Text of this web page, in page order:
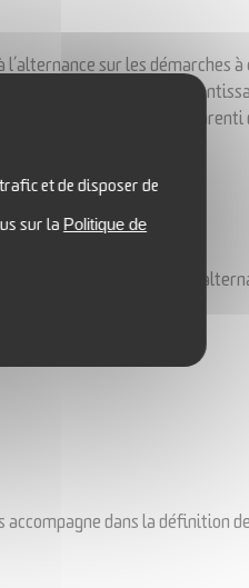
sur les démarches à
un contrat
effectuer pour devenir apprenti
1h.
ir
accompagne dans la définition
et de disposer de
sur laPolitique de